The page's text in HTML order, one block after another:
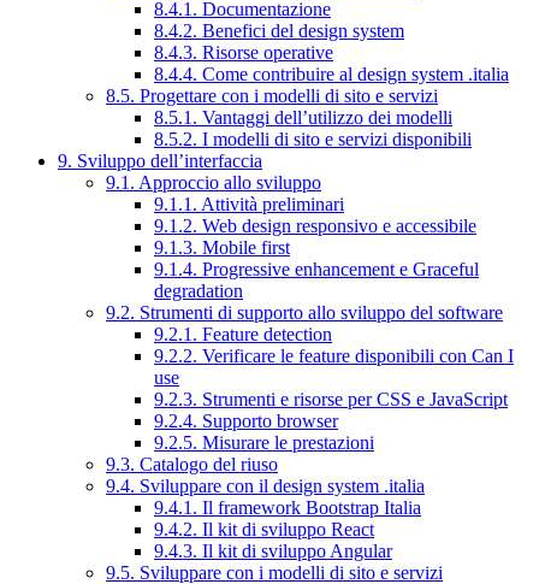
8.4.1. Documentazione
8.4.2. Benefici del design system
8.4.3. Risorse operative
8.4.4. Come contribuire al design system .italia
8.5. Progettare con i modelli di sito e servizi
8.5.1. Vantaggi dell’utilizzo dei modelli
8.5.2. I modelli di sito e servizi disponibili
9. Sviluppo dell’interfaccia
9.1. Approccio allo sviluppo
9.1.1. Attività preliminari
9.1.2. Web design responsivo e accessibile
9.1.3. Mobile first
9.1.4. Progressive enhancement e Graceful
degradation
9.2. Strumenti di supporto allo sviluppo del software
9.2.1. Feature detection
9.2.2. Verificare le feature disponibili con Can I
use
9.2.3. Strumenti e risorse per CSS e JavaScript
9.2.4. Supporto browser
9.2.5. Misurare le prestazioni
9.3. Catalogo del riuso
9.4. Sviluppare con il design system .italia
9.4.1. Il framework Bootstrap Italia
9.4.2. Il kit di sviluppo React
9.4.3. Il kit di sviluppo Angular
9.5. Sviluppare con i modelli di sito e servizi